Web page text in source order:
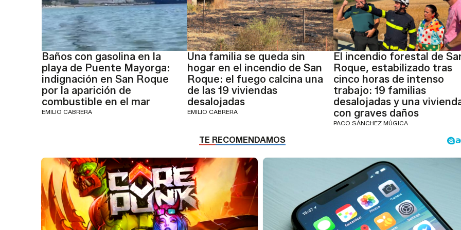
Baños con gasolina en la
playa de Puente Mayorga:
indignación en San Roque
por la aparición de
combustible en el mar
EMILIO CABRERA
Una familia se queda sin
hogar en el incendio de San
Roque: el fuego calcina una
de las 19 viviendas
desalojadas
EMILIO CABRERA
El incendio forestal de
Roque, estabilizado tras
cinco horas de intenso
trabajo: 19 familias
desalojadas y una
con graves daños
PACO SÁNCHEZ MÚGICA